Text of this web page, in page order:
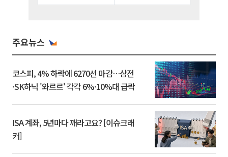
주요뉴스
코스피, 4% 하락에 6270선 마감…삼전
·SK하닉 '와르르' 각각 6%·10%대 급락
ISA 계좌, 5년마다 깨라고요? [이슈크래
커]